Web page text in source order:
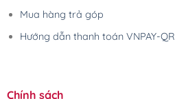
Mua hàng trả góp
Hướng dẫn thanh toán VNPAY-QR
Chính sách